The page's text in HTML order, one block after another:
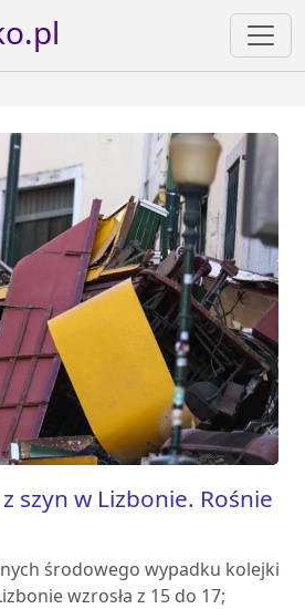
szyn w Lizbonie. Rośnie
środowego wypadku kolejki
wzrosła z 15 do 17;